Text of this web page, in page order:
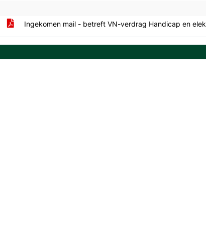
Ingekomen mail - betreft VN-verdrag Handicap en